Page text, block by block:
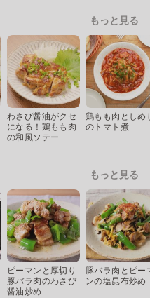
もっと見る
わさび醤油がクセ
になる！鶏もも肉
の和風ソテー
鶏もも肉としめ
のトマト煮
もっと見る
ピーマンと厚切り
豚バラ肉のわさび
醤油炒め
豚バラ肉とピー
ンの塩昆布炒め